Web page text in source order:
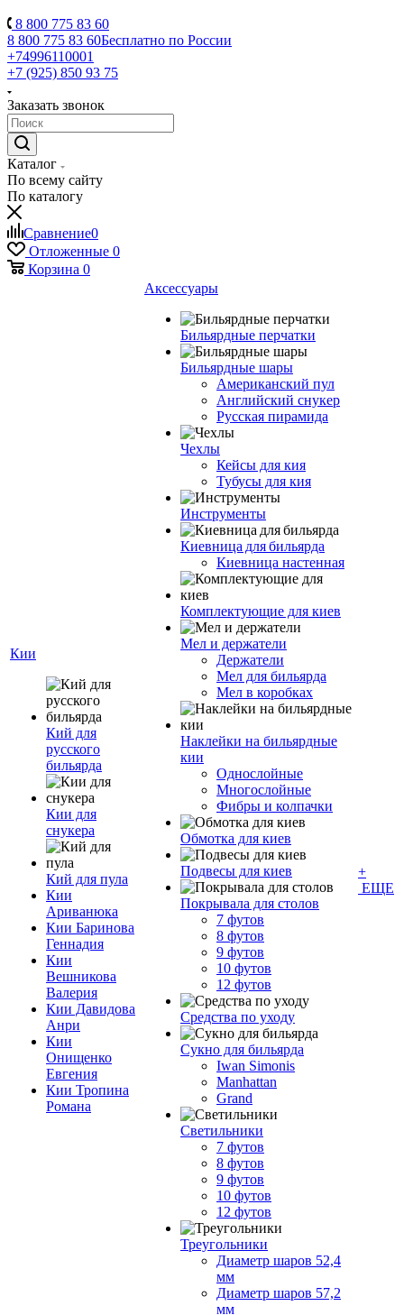
8 800 775 83 60
8 800 775 83 60Бесплатно по России
+74996110001
+7 (925) 850 93 75
Заказать звонок
Каталог
По всему сайту
По каталогу
Сравнение0
Отложенные 0
Корзина 0
Кии
Кий для
русского
бильярда
Кии для
снукера
Кий для пула
Кии
Ариванюка
Кии Баринова
Геннадия
Кии
Вешникова
Валерия
Кии Давидова
Анри
Кии
Онищенко
Евгения
Кии Тропина
Романа
Аксессуары
Бильярдные перчатки
Бильярдные шары
Американский пул
Английский снукер
Русская пирамида
Чехлы
Кейсы для кия
Тубусы для кия
Инструменты
Киевница для бильярда
Киевница настенная
Комплектующие для киев
Мел и держатели
Держатели
Мел для бильярда
Мел в коробках
Наклейки на бильярдные
кии
Однослойные
Многослойные
Фибры и колпачки
Обмотка для киев
Подвесы для киев
Покрывала для столов
7 футов
8 футов
9 футов
10 футов
12 футов
Средства по уходу
Сукно для бильярда
Iwan Simonis
Manhattan
Grand
Светильники
7 футов
8 футов
9 футов
10 футов
12 футов
Треугольники
Диаметр шаров 52,4
мм
Диаметр шаров 57,2
мм
+
ЕЩЕ